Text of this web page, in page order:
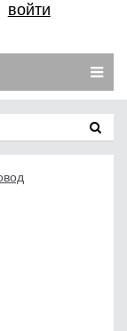
войти